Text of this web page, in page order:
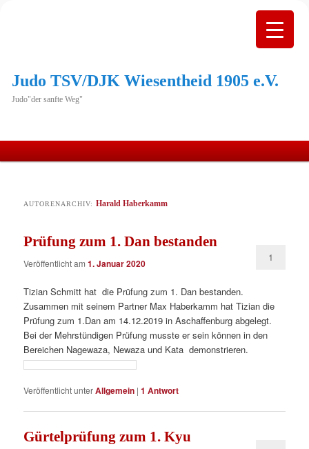
Judo TSV/DJK Wiesentheid 1905 e.V.
Judo"der sanfte Weg"
springen
springen
AUTORENARCHIV:Harald Haberkamm
Prüfung zum 1. Dan bestanden
Veröffentlicht am1. Januar 2020 1
Tizian Schmitt hat die Prüfung zum 1. Dan bestanden.
Zusammen mit seinem Partner Max Haberkamm hat Tizian die
Prüfung zum 1.Dan am 14.12.2019 in Aschaffenburg abgelegt.
Bei der Mehrstündigen Prüfung musste er sein können in den
Bereichen Nagewaza, Newaza und Kata demonstrieren.
Veröffentlicht unterAllgemein |1 Antwort
Gürtelprüfung zum 1. Kyu